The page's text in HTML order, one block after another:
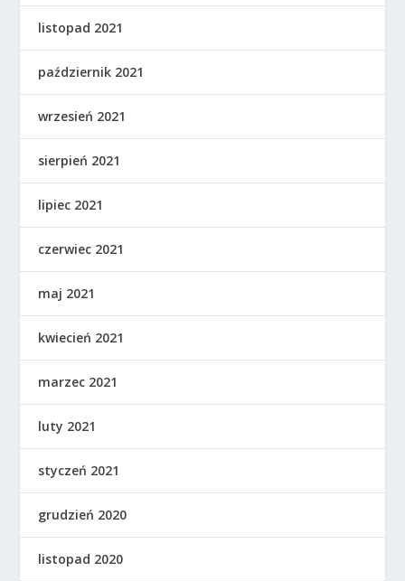
listopad 2021
październik 2021
wrzesień 2021
sierpień 2021
lipiec 2021
czerwiec 2021
maj 2021
kwiecień 2021
marzec 2021
luty 2021
styczeń 2021
grudzień 2020
listopad 2020